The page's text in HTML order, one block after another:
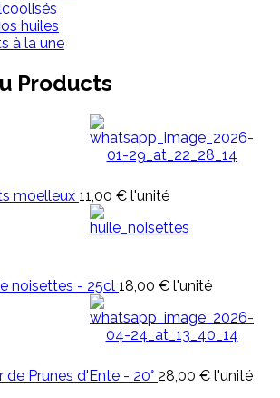
huiles
à la une
Products
moelleux 11,00 € l'unité
noisettes - 25cl 18,00 € l'unité
de Prunes d'Ente - 20° 28,00 € l'unité